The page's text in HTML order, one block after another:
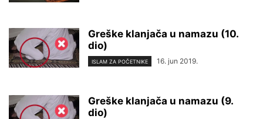
Greške klanjača u namazu (10.
dio)
ISLAM ZA POČETNIKE 16. jun 2019.
Greške klanjača u namazu (9.
dio)